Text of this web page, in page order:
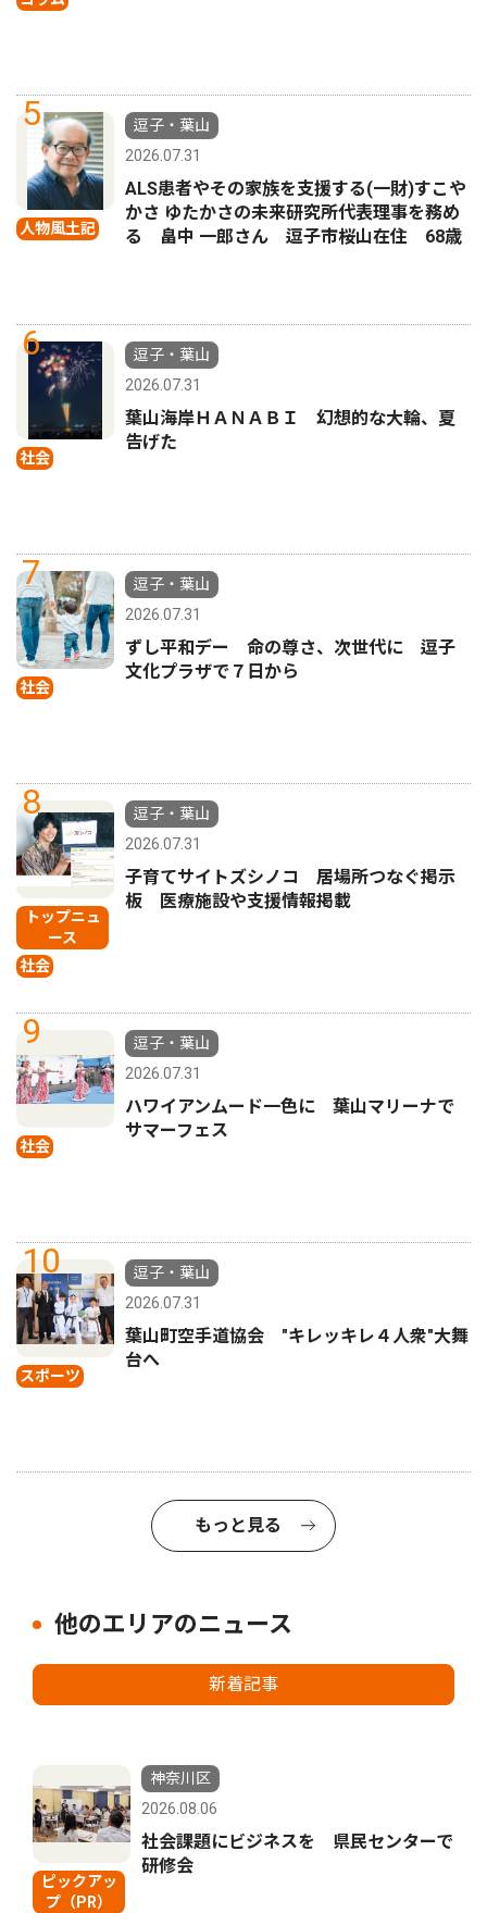
5
人物風土記
逗子・葉山
2026.07.31
ALS患者やその家族を支援する(一財)すこや
かさ ゆたかさの未来研究所代表理事を務め
る 畠中 一郎さん 逗子市桜山在住 68歳
6
社会
逗子・葉山
2026.07.31
葉山海岸ＨＡＮＡＢＩ 幻想的な大輪、夏
告げた
7
社会
逗子・葉山
2026.07.31
ずし平和デー 命の尊さ、次世代に 逗子
文化プラザで７日から
8
トップニュ
ース
社会
逗子・葉山
2026.07.31
子育てサイトズシノコ 居場所つなぐ掲示
板 医療施設や支援情報掲載
9
社会
逗子・葉山
2026.07.31
ハワイアンムード一色に 葉山マリーナで
サマーフェス
10
スポーツ
逗子・葉山
2026.07.31
葉山町空手道協会 "キレッキレ４人衆"大舞
台へ
もっと見る
他のエリアのニュース
新着記事
ピックアッ
プ（PR）
神奈川区
2026.08.06
社会課題にビジネスを 県民センターで
研修会